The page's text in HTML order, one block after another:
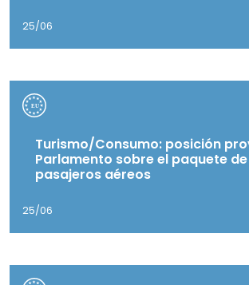
25/06
Turismo/Consumo: posición
Parlamento sobre el paquete
pasajeros aéreos
25/06